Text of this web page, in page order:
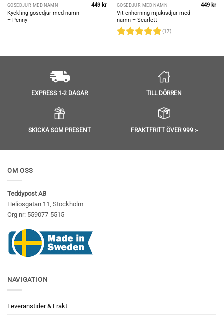
GOSEDJUR MED NAMN
Kyckling gosedjur med namn
– Penny
449 kr GOSEDJUR MED NAMN
Vit enhörning mjukisdjur med
namn – Scarlett
(17)
449 kr
EXPRESS 1-2 DAGAR TILL DÖRREN
SKICKA SOM PRESENT FRAKTFRITT ÖVER 999 :-
OM OSS
Teddypost AB
Heliosgatan 11, Stockholm
Org nr: 559077-5515
NAVIGATION
Leveranstider & Frakt